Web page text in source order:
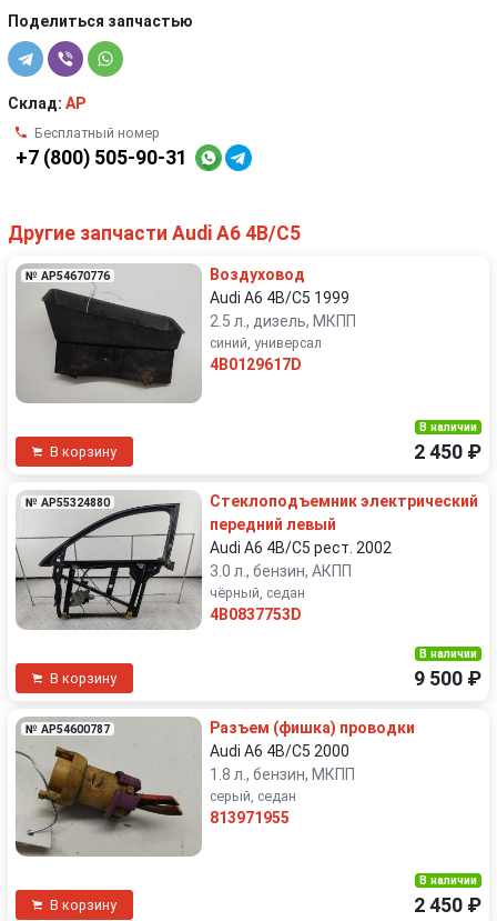
Поделиться запчастью
Склад: AP
Бесплатный номер
+7 (800) 505-90-31
Другие запчасти Audi A6 4B/C5
№ AP54670776
Воздуховод
Audi A6 4B/C5 1999
2.5 л., дизель, МКПП
синий, универсал
4B0129617D
В корзину
В наличии
2 450 ₽
№ AP55324880
Стеклоподъемник электрический
передний левый
Audi A6 4B/C5 рест. 2002
3.0 л., бензин, АКПП
чёрный, седан
4B0837753D
В корзину
В наличии
9 500 ₽
№ AP54600787
Разъем (фишка) проводки
Audi A6 4B/C5 2000
1.8 л., бензин, МКПП
серый, седан
813971955
В корзину
В наличии
2 450 ₽